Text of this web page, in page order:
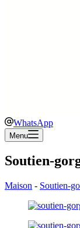
WhatsApp
Menu
Soutien-
Maison - Soutien-